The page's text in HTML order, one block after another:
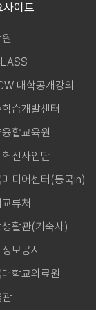
사이트
대학공개강의
습개발센터
합교육원
신사업단
디어센터(동국in)
류처
활관(기숙사)
보공시
학교의료원
관